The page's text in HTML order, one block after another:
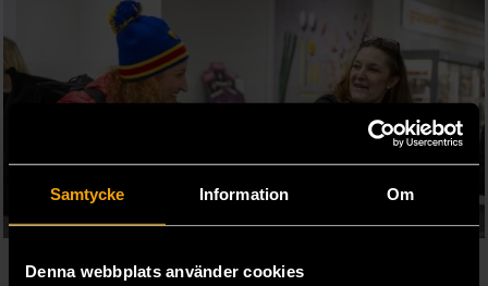
Samtycke Information Om
Denna webbplats använder cookies
Matmissionen